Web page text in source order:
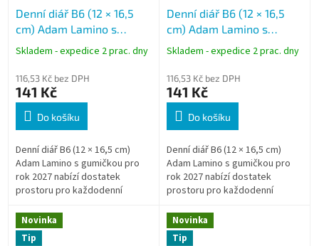
Denní diář B6 (12 × 16,5
cm) Adam Lamino s
gumičkou, motiv Velryby
2027 BDA9-7-27
Skladem - expedice 2 prac. dny
116,53 Kč bez DPH
141 Kč
Do košíku
Denní diář B6 (12 × 16,5 cm)
Adam Lamino s gumičkou pro
rok 2027 nabízí dostatek
prostoru pro každodenní
formátu. Matně laminované
desky s motivem velryb...
Denní diář B6 (12 × 16,5
cm) Adam Lamino s
gumičkou, motiv Citron
2027 BDA9-5-27
Skladem - expedice 2 prac. dny
116,53 Kč bez DPH
141 Kč
Do košíku
Denní diář B6 (12 × 16,5 cm)
Adam Lamino s gumičkou pro
rok 2027 nabízí dostatek
prostoru pro každodenní
formátu. Matně laminované
desky s parciálním...
Novinka
Tip
Novinka
Tip